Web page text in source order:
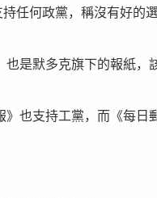
任何政黨，稱沒有好的
也是默多克旗下的報紙
也支持工黨，而《每